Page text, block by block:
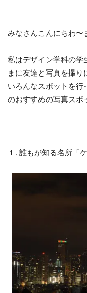
みなさんこんにちわ〜
私はデザイン学科の学
まに友達と写真を撮り
いろんなスポットを行
のおすすめの写真スポ
１. 誰もが知る名所「